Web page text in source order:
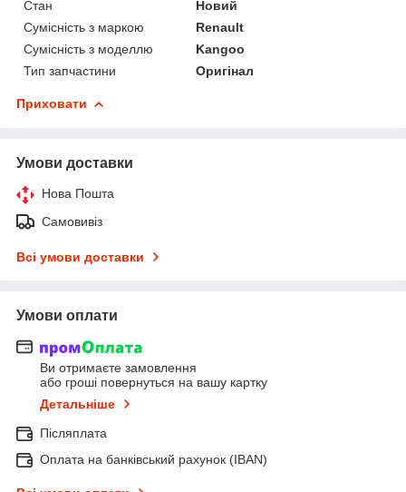
Стан
Новий
Сумісність з маркою
Renault
Сумісність з моделлю
Kangoo
Тип запчастини
Оригінал
Приховати
Умови доставки
Нова Пошта
Самовивіз
Всі умови доставки
Умови оплати
Ви отримаєте замовлення
або гроші повернуться на вашу картку
Детальніше
Післяплата
Оплата на банківський рахунок (IBAN)